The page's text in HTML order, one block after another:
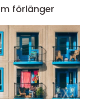
förlänger